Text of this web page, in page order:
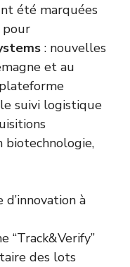
été marquées
pour
: nouvelles
et au
suivi logistique
biotechnologie,
à
“Track&Verify”
des lots